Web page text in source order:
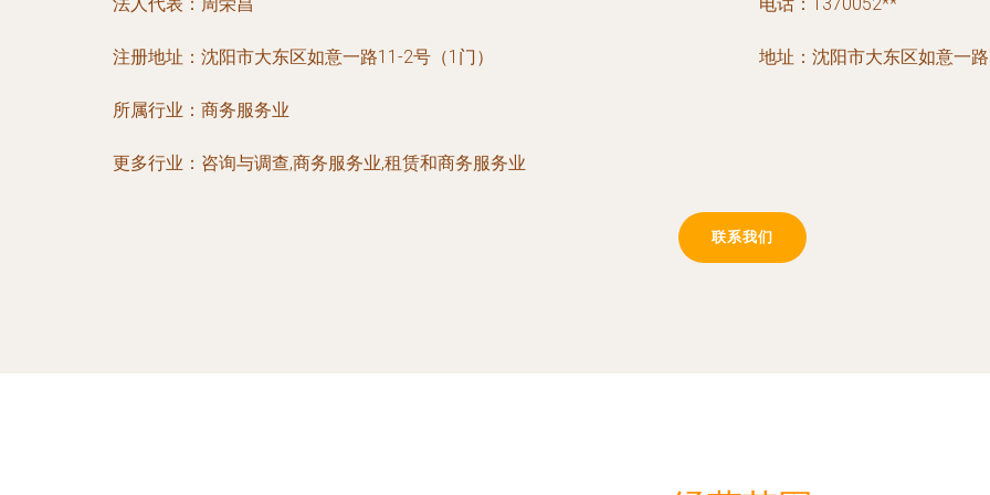
注册地址： 沈阳市大东区如意一路11-2号（1门）
所属行业： 商务服务业
更多行业： 咨询与调查,商务服务业,租赁和商务服务业
地址：沈阳市大东区如意一路
联系我们